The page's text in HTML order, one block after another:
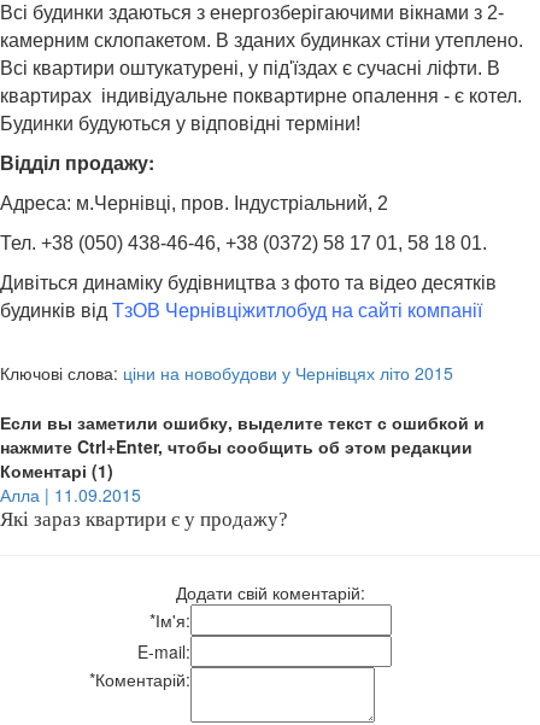
Всі будинки здаються з енергозберігаючими вікнами з 2-
камерним склопакетом. В зданих будинках стіни утеплено.
Всі квартири оштукатурені, у під'їздах є сучасні ліфти. В
квартирах індивідуальне поквартирне опалення - є котел.
Будинки будуються у відповідні терміни!
Відділ продажу:
Адреса: м.Чернівці, пров. Індустріальний, 2
Тел. +38 (050) 438-46-46, +38 (0372) 58 17 01, 58 18 01.
Дивіться динаміку будівництва з фото та відео десятків
будинків від ТзОВ Чернівціжитлобуд на сайті компанії
Ключові слова: ціни на новобудови у Чернівцях літо 2015
Если вы заметили ошибку, выделите текст с ошибкой и
нажмите Ctrl+Enter, чтобы сообщить об этом редакции
Коментарі (1)
Алла | 11.09.2015
Які зараз квартири є у продажу?
Додати свій коментарій:
*Ім'я:
E-mail:
*Коментарій: